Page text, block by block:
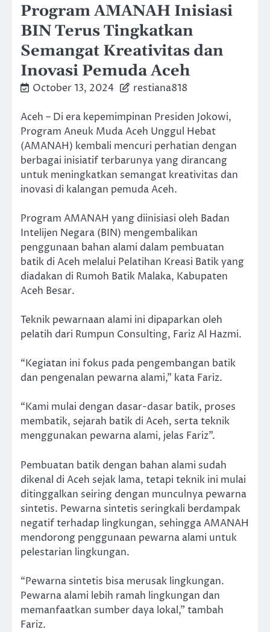
Program AMANAH Inisiasi
BIN Terus Tingkatkan
Semangat Kreativitas dan
Inovasi Pemuda Aceh
October 13, 2024 restiana818
Aceh – Di era kepemimpinan Presiden Jokowi,
Program Aneuk Muda Aceh Unggul Hebat
(AMANAH) kembali mencuri perhatian dengan
berbagai inisiatif terbarunya yang dirancang
untuk meningkatkan semangat kreativitas dan
inovasi di kalangan pemuda Aceh.
Program AMANAH yang diinisiasi oleh Badan
Intelijen Negara (BIN) mengembalikan
penggunaan bahan alami dalam pembuatan
batik di Aceh melalui Pelatihan Kreasi Batik yang
diadakan di Rumoh Batik Malaka, Kabupaten
Aceh Besar.
Teknik pewarnaan alami ini dipaparkan oleh
pelatih dari Rumpun Consulting, Fariz Al Hazmi.
“Kegiatan ini fokus pada pengembangan batik
dan pengenalan pewarna alami,” kata Fariz.
“Kami mulai dengan dasar-dasar batik, proses
membatik, sejarah batik di Aceh, serta teknik
menggunakan pewarna alami, jelas Fariz”.
Pembuatan batik dengan bahan alami sudah
dikenal di Aceh sejak lama, tetapi teknik ini mulai
ditinggalkan seiring dengan munculnya pewarna
sintetis. Pewarna sintetis seringkali berdampak
negatif terhadap lingkungan, sehingga AMANAH
mendorong penggunaan pewarna alami untuk
pelestarian lingkungan.
“Pewarna sintetis bisa merusak lingkungan.
Pewarna alami lebih ramah lingkungan dan
memanfaatkan sumber daya lokal,” tambah
Fariz.